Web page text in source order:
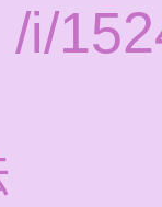
/i/